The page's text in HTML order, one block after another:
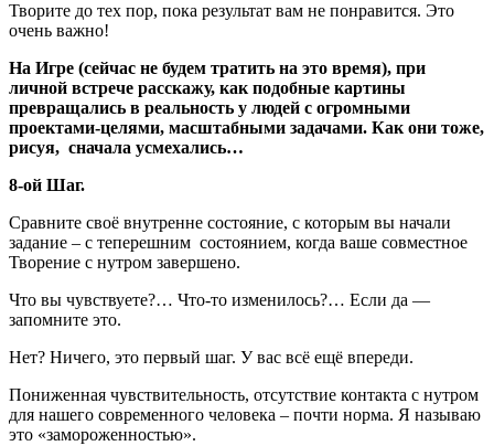
Творите до тех пор, пока результат вам не понравится. Это
очень важно!
На Игре (сейчас не будем тратить на это время), при
личной встрече расскажу, как подобные картины
превращались в реальность у людей с огромными
проектами-целями, масштабными задачами. Как они тоже,
рисуя, сначала усмехались…
8-ой Шаг.
Сравните своё внутренне состояние, с которым вы начали
задание – с теперешним состоянием, когда ваше совместное
Творение с нутром завершено.
Что вы чувствуете?… Что-то изменилось?… Если да —
запомните это.
Нет? Ничего, это первый шаг. У вас всё ещё впереди.
Пониженная чувствительность, отсутствие контакта с нутром
для нашего современного человека – почти норма. Я называю
это «замороженностью».